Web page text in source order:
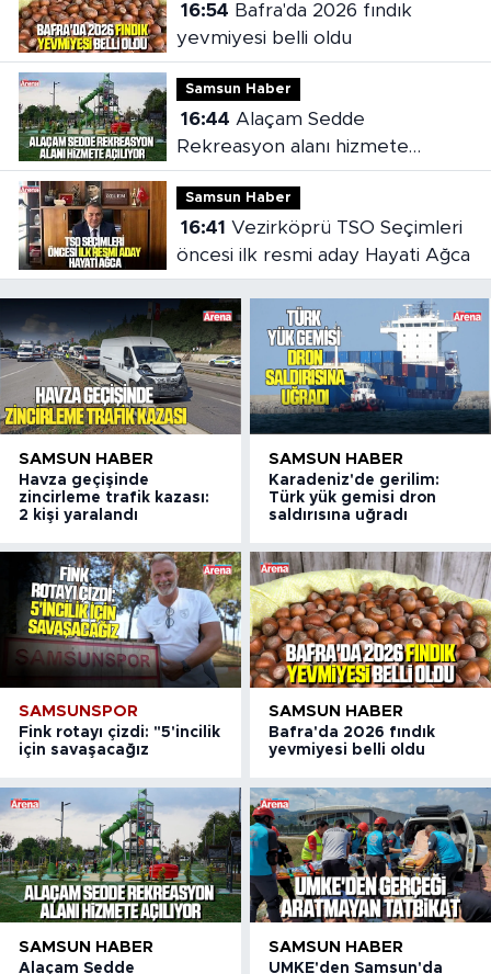
16:54
yevmiyesi belli oldu
Samsun Haber
16:44
Rekreasyon alanı hizmete
açılıyor
Samsun Haber
16:41
öncesi ilk resmi aday Hayati Ağca
SAMSUN HABER
Havza geçişinde
zincirleme trafik kazası:
2 kişi yaralandı
SAMSUN HABER
Karadeniz'de gerilim:
Türk yük gemisi dron
saldırısına uğradı
SAMSUNSPOR
Fink rotayı çizdi: "5'incilik
için savaşacağız
SAMSUN HABER
Bafra'da 2026 fındık
yevmiyesi belli oldu
SAMSUN HABER
Alaçam Sedde
SAMSUN HABER
UMKE'den Samsun'da